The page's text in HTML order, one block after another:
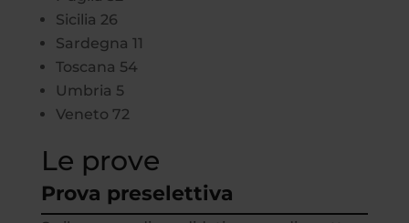
Sicilia 26
Sardegna 11
Toscana 54
Umbria 5
Veneto 72
Le prove
Prova preselettiva